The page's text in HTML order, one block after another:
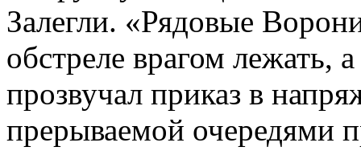
Залегли. «Рядовые
обстреле врагом
прозвучал приказ в
прерываемой очередями